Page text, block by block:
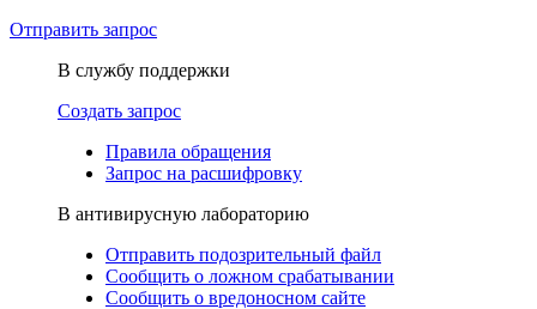
Отправить запрос
В службу поддержки
Создать запрос
Правила обращения
Запрос на расшифровку
В антивирусную лабораторию
Отправить подозрительный файл
Сообщить о ложном срабатывании
Сообщить о вредоносном сайте